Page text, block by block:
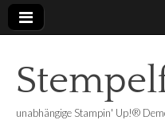
unabhängige Stampin' Up!®